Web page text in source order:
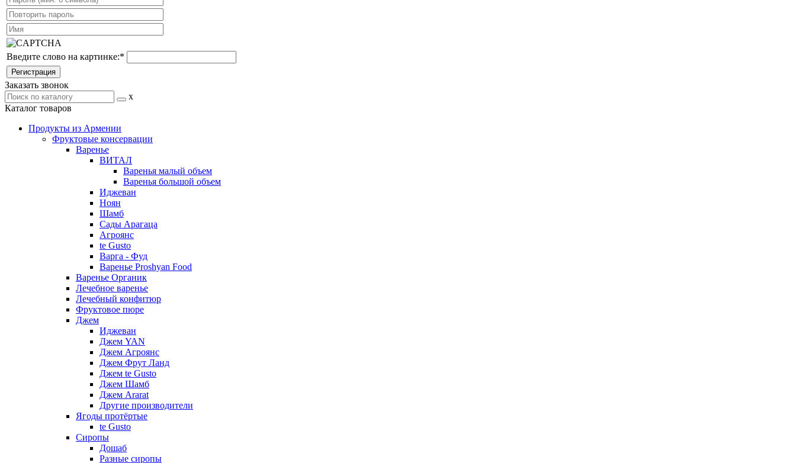
Введите слово на картинке:*
Заказать звонок
x
Каталог товаров
Продукты из Армении
Фруктовые консервации
Варенье
ВИТАЛ
Варенья малый объем
Варенья большой объем
Иджеван
Ноян
Шамб
Сады Арагаца
Агроянс
te Gusto
Варга - Фуд
Варенье Proshyan Food
Варенье Органик
Лечебное варенье
Лечебный конфитюр
Фруктовое пюре
Джем
Иджеван
Джем YAN
Джем Агроянс
Джем Фрут Ланд
Джем te Gusto
Джем Шамб
Джем Ararat
Другие производители
Ягоды протёртые
te Gusto
Сиропы
Дошаб
Разные сиропы